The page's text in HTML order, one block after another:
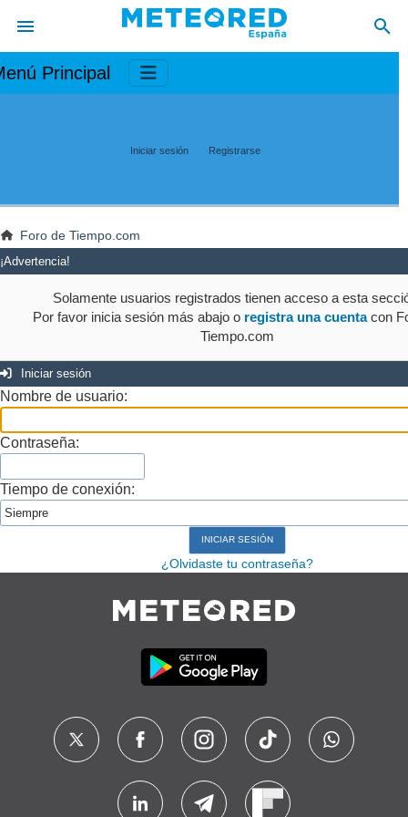
Principal
Iniciar sesión Registrarse
Foro de Tiempo.com
¡Advertencia!
Solamente usuarios registrados tienen acceso a esta
Por favor inicia sesión más abajo o registra una cuentacon
Tiempo.com
Iniciar sesión
Nombre de usuario:
Contraseña:
Tiempo de conexión:
¿Olvidaste tu contraseña?